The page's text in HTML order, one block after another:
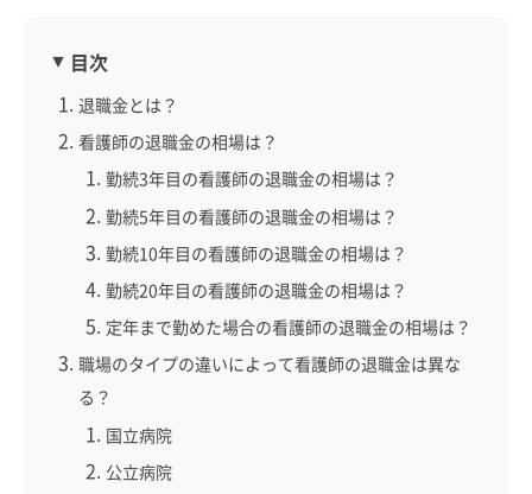
目次
退職金とは？
看護師の退職金の相場は？
勤続3年目の看護師の退職金の相場は？
勤続5年目の看護師の退職金の相場は？
勤続10年目の看護師の退職金の相場は？
勤続20年目の看護師の退職金の相場は？
定年まで勤めた場合の看護師の退職金の相場は？
職場のタイプの違いによって看護師の退職金は異な
る？
国立病院
公立病院